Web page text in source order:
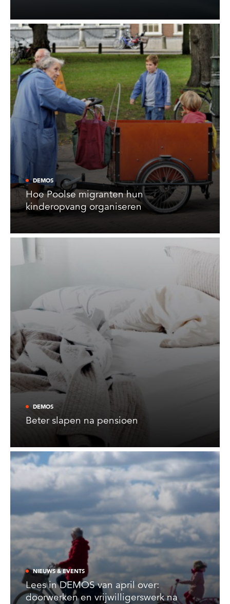
DEMOS
Hoe Poolse migranten hun
kinderopvang organiseren
DEMOS
Beter slapen na pensioen
NIEUWS & EVENTS
Lees in DEMOS van april over:
doorwerken en vrijwilligerswerk na